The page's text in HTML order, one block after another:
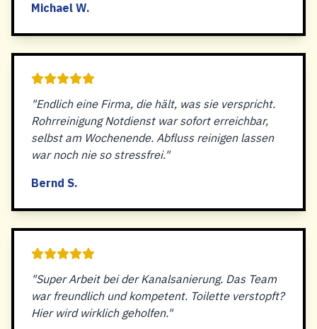
Michael W.
"Endlich eine Firma, die hält, was sie verspricht.
Rohrreinigung Notdienst war sofort erreichbar,
selbst am Wochenende. Abfluss reinigen lassen
war noch nie so stressfrei."
Bernd S.
"Super Arbeit bei der Kanalsanierung. Das Team
war freundlich und kompetent. Toilette verstopft?
Hier wird wirklich geholfen."